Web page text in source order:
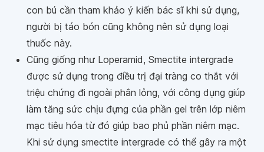
con bú cần tham khảo ý kiến bác sĩ khi sử dụng,
người bị táo bón cũng không nên sử dụng loại
thuốc này.
Cũng giống như Loperamid, Smectite intergrade
được sử dụng trong điều trị đại tràng co thắt với
triệu chứng đi ngoài phân lỏng, với công dụng giúp
làm tăng sức chịu đựng của phần gel trên lớp niêm
mạc tiêu hóa từ đó giúp bao phủ phần niêm mạc.
Khi sử dụng smectite intergrade có thể gây ra một